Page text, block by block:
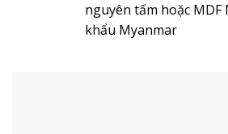
nguyên tấm hoặc MDF
khẩu Myanmar